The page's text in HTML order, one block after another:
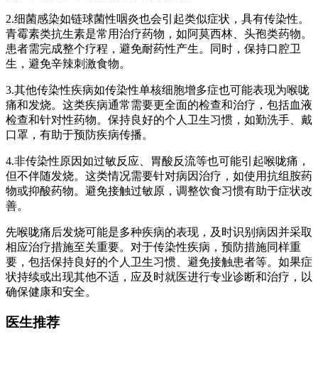
2.细菌感染如链球菌性咽炎也会引起类似症状，具有传染性。
青霉素类抗生素是常用治疗药物，如阿莫西林、头孢类药物。
患者需完成整个疗程，避免耐药性产生。同时，保持口腔卫
生，避免辛辣刺激食物。
3.其他传染性疾病如传染性单核细胞增多症也可能表现为喉咙
痛和发烧。这类疾病通常需要更全面的检查和治疗，包括血液
检查和针对性药物。保持良好的个人卫生习惯，如勤洗手、戴
口罩，有助于预防疾病传播。
4.非传染性原因如过敏反应、胃酸反流等也可能引起喉咙痛，
但不伴随发烧。这类情况需要针对病因治疗，如使用抗组胺药
物或抑酸药物。避免接触过敏原，调整饮食习惯有助于症状改
善。
先喉咙痛后发烧可能是多种疾病的表现，及时识别病因并采取
相应治疗措施至关重要。对于传染性疾病，预防措施同样重
要，包括保持良好的个人卫生习惯、避免接触患者等。如果症
状持续或出现其他不适，应及时就医进行专业诊断和治疗，以
确保健康和安全。
医生推荐